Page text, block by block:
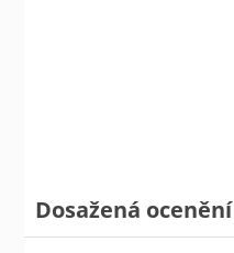
Dosažená ocenění